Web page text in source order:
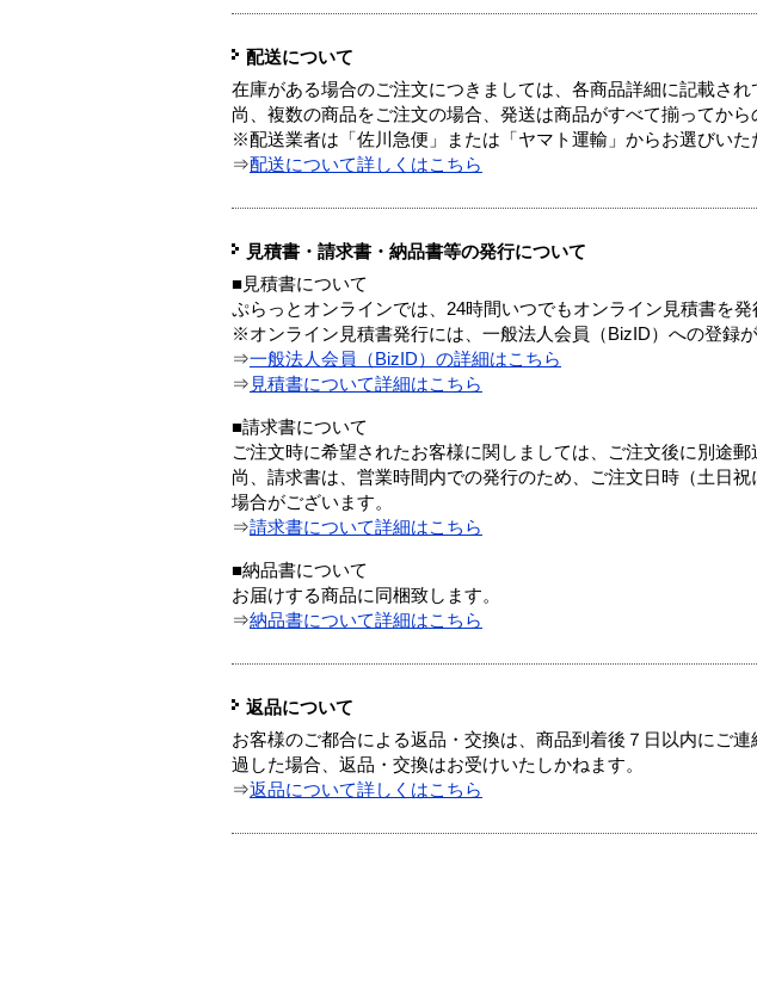
配送について
在庫がある場合のご注文につきましては、各商品詳細に記載され
尚、複数の商品をご注文の場合、発送は商品がすべて揃ってから
※配送業者は「佐川急便」または「ヤマト運輸」からお選びいた
⇒配送について詳しくはこちら
見積書・請求書・納品書等の発行について
■見積書について
ぷらっとオンラインでは、24時間いつでもオンライン見積書を発
※オンライン見積書発行には、一般法人会員（BizID）への登録が
⇒一般法人会員（BizID）の詳細はこちら
⇒ 見積書について詳細はこちら
■請求書について
ご注文時に希望されたお客様に関しましては、ご注文後に別途郵
尚、請求書は、営業時間内での発行のため、ご注文日時（土日
場合がございます。
⇒請求書について詳細はこちら
■納品書について
お届けする商品に同梱致します。
⇒納品書について詳細はこちら
返品について
お客様のご都合による返品・交換は、商品到着後７日以内にご
過した場合、返品・交換はお受けいたしかねます。
⇒返品について詳しくはこちら